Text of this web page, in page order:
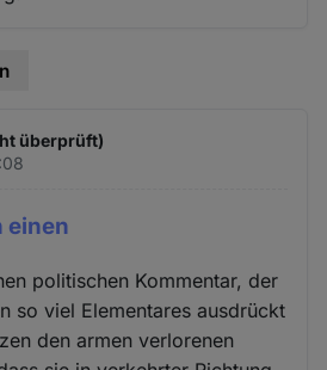
überprüft)
einen
politischen Kommentar, der
so viel Elementares ausdrückt
den armen verlorenen